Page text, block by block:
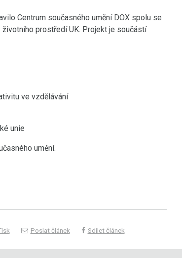
Centrum současného umění DOX spolu se
prostředí UK. Projekt je součástí
ve vzdělávání
unie
umění.
Poslat článek Sdílet článek